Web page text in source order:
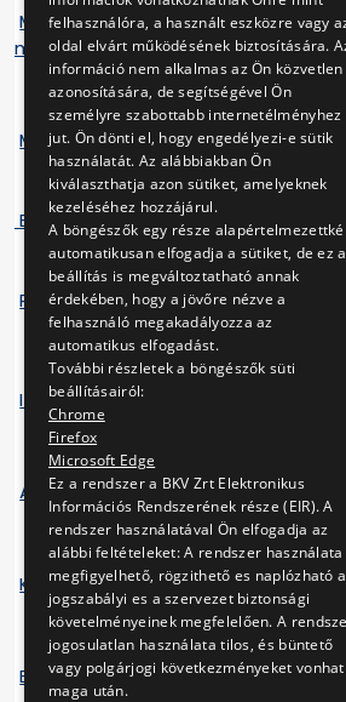
Metró és MillFAV területekre
munkavégzési engedély sablon
Metró-MillFAV Utasítás
Bérleti szerződés minta.
Pályázati lap
Ingatlanhasznosítási szabályzat
Ajánlati biztosíték
Közmű továbbadási szerződés
Bankgarancia elvárt követelményei
felhasználóra, a használt eszközre vagy
oldal elvárt működésének biztosítására.
információ nem alkalmas az Ön közvetlen
azonosítására, de segítségével Ön
személyre szabottabb internetélményhez
jut. Ön dönti el, hogy engedélyezi-e sütik
használatát. Az alábbiakban Ön
kiválaszthatja azon sütiket, amelyeknek
kezeléséhez hozzájárul.
A böngészők egy része
automatikusan elfogadja a sütiket, de ez a
beállítás is megváltoztatható annak
érdekében, hogy a jövőre nézve a
felhasználó megakadályozza az
automatikus elfogadást.
További részletek a böngészők süti
beállításairól:
Chrome
Firefox
Microsoft Edge
Ez a rendszer a BKV Zrt Elektronikus
Információs Rendszerének része (EIR). A
rendszer használatával Ön elfogadja az
alábbi feltételeket: A rendszer használata
megfigyelhető, rögzithető es naplózható a
jogszabályi es a szervezet biztonsági
követelményeinek megfelelően. A
jogosulatlan használata tilos, és büntető
vagy polgárjogi következményeket vonhat
maga után.